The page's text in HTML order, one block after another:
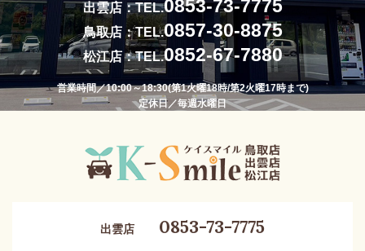
出雲店：TEL.0853-73-7775
鳥取店：TEL.0857-30-8875
松江店：TEL.0852-67-7880
営業時間／10:00～18:30(第1火曜18時/第2火曜17時まで)
定休日／毎週水曜日
出雲店 0853-73-7775